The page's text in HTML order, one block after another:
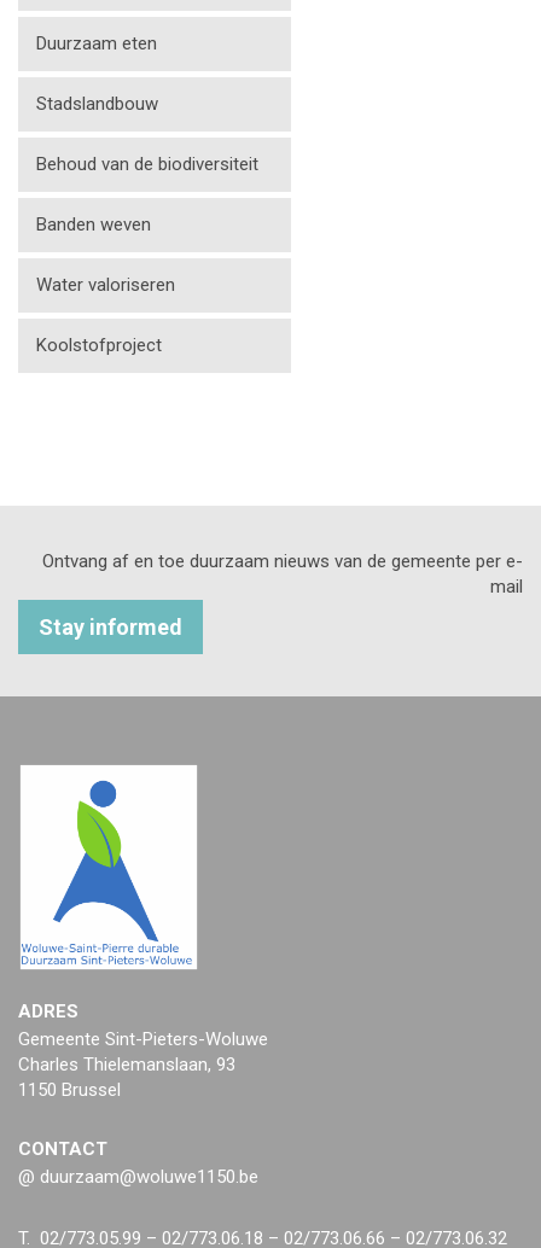
Duurzaam eten
Stadslandbouw
Behoud van de biodiversiteit
Banden weven
Water valoriseren
Koolstofproject
Ontvang af en toe duurzaam nieuws van de gemeente per e-
mail
Stay informed
ADRES
Gemeente Sint-Pieters-Woluwe
Charles Thielemanslaan, 93
1150 Brussel
CONTACT
@ duurzaam@woluwe1150.be
T. 02/773.05.99 – 02/773.06.18 – 02/773.06.66 – 02/773.06.32